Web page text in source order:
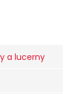
a lucerny